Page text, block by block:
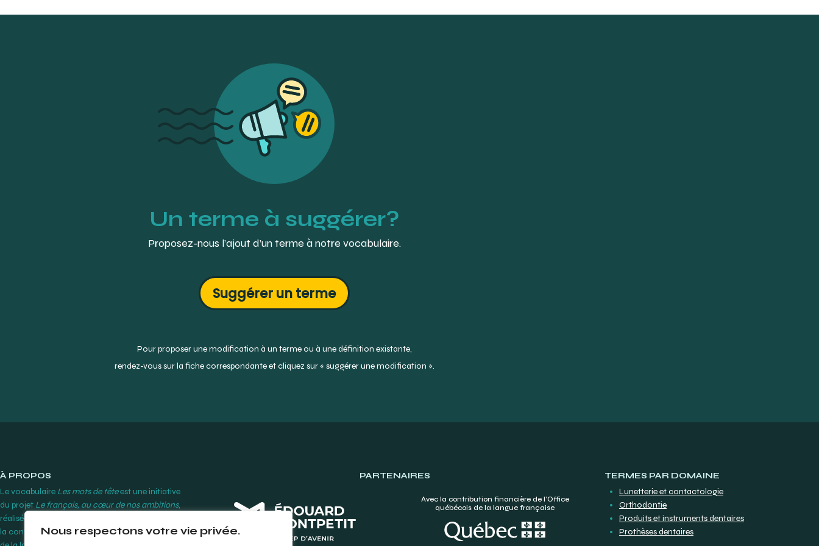
Nous respectons votre vie privée.
LEMIEUX, Bertand. (2001). « précelles ». Dictionnaire des termes de médecine dentaire en usage
Un terme à suggérer?
Proposez-nous l’ajout d’un terme à notre vocabulaire.
Suggérer un terme
Pour proposer une modification à un terme ou à une définition existante,
rendez-vous sur la fiche correspondante et cliquez sur « suggérer une modification ».
PARTENAIRES
Avec la contribution financière de l’Office
québécois de la langue française
À PROPOS
Le vocabulaire Les mots de têteest une initiative
du projet Le français, au cœur de nos ambitions,
réalisée par le Cégep Édouard-Montpetit grâce à
la contribution financière de l’Office québécois
TERMES PAR DOMAINE
Lunetterie et contactologie
Orthodontie
Produits et instruments dentaires
Prothèses dentaires